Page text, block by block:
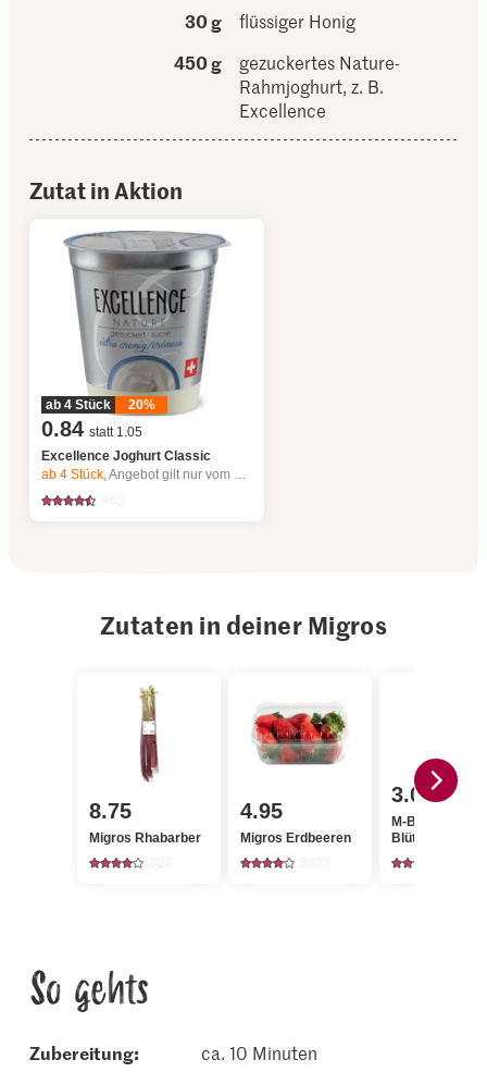
30 g
flüssiger Honig
450 g
gezuckertes Nature-
Rahmjoghurt, z. B.
Excellence
Zutat in Aktion
ab 4 Stück 20%
0.84 statt 1.05
Excellence Joghurt Classic
ab 4Stück,Angebot gilt nur vom 6.8. bis 12.8.2026, solange Vorrat.
Zutaten in deiner Migros
8.75
Migros Rhabarber
4.95
Migros Erdbeeren
3.00
M-Budget
Blütenhonig
So gehts
Zubereitung:
ca. 10 Minuten